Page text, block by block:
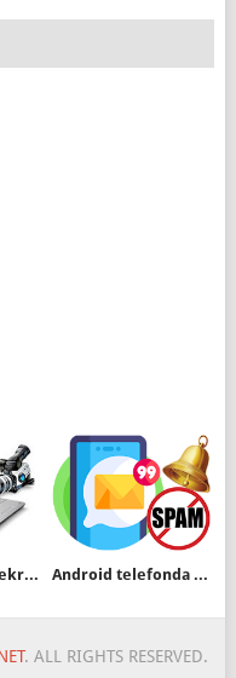
Windows 10 da ekran kaydı (videosu) nasıl yapılır Android telefonda istenmeyen SMS leri engelleyin
. ALL RIGHTS RESERVED.